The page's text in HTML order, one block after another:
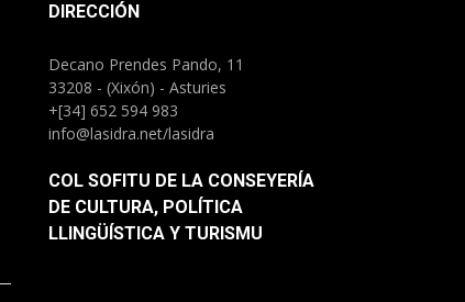
DIRECCIÓN
Decano Prendes Pando, 11
33208 - (Xixón) - Asturies
+[34] 652 594 983
info@lasidra.net/lasidra
COL SOFITU DE LA CONSEYERÍA
DE CULTURA, POLÍTICA
LLINGÜÍSTICA Y TURISMU